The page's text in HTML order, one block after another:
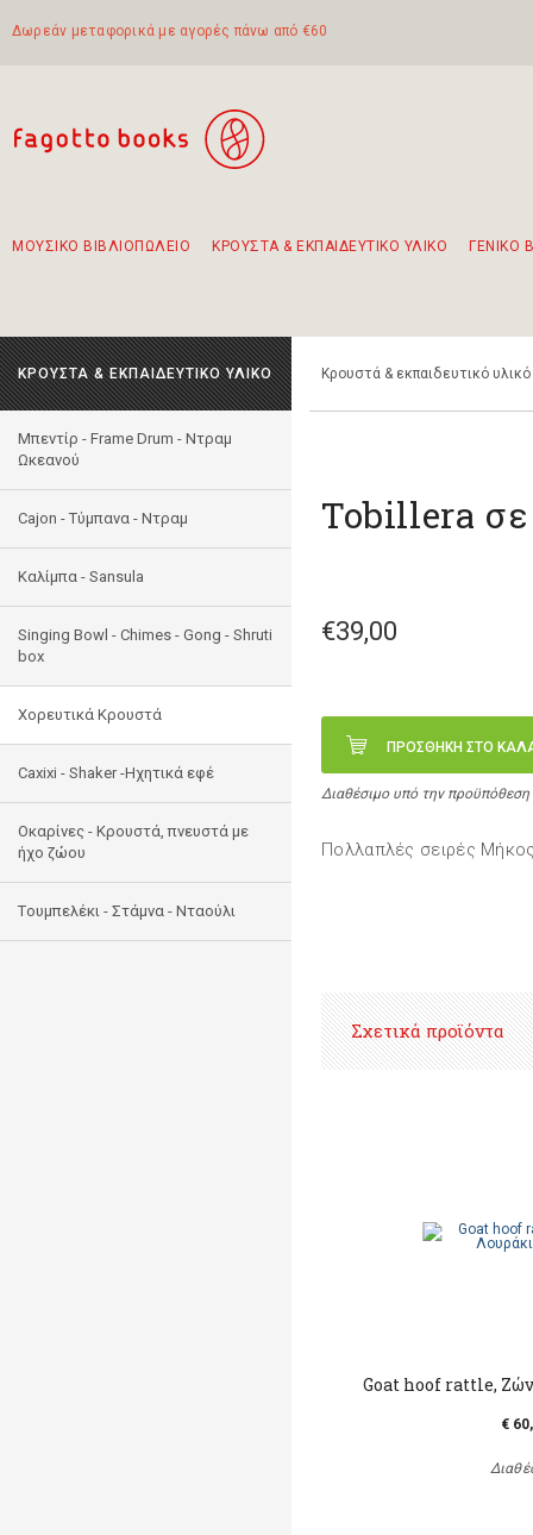
Δωρεάν μεταφορικά με αγορές πάνω από €60
ΜΟΥΣΙΚΟ ΒΙΒΛΙΟΠΩΛΕΙΟ ΚΡΟΥΣΤΑ & ΕΚΠΑΙΔΕΥΤΙΚΟ ΥΛΙΚΟ ΓΕΝΙΚΟ
ΚΡΟΥΣΤΑ & ΕΚΠΑΙΔΕΥΤΙΚΟ ΥΛΙΚΟ
Μπεντίρ - Frame Drum - Ντραμ
Ωκεανού
Cajon - Τύμπανα - Ντραμ
Καλίμπα - Sansula
Singing Bowl - Chimes - Gong - Shruti
box
Χορευτικά Κρουστά
Caxixi - Shaker -Ηχητικά εφέ
Οκαρίνες - Κρουστά, πνευστά με
ήχο ζώου
Tουμπελέκι - Στάμνα - Νταούλι
Κρουστά & εκπαιδευτικό υλικό
Tobillera
€39,00
ΠΡΟΣΘΗΚΗ ΣΤΟ
Διαθέσιμο υπό την
Πολλαπλές σειρές
Σχετικά προϊόντα
Goat hoof rattle,
€